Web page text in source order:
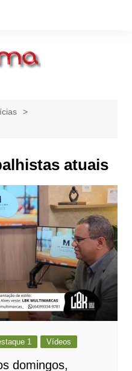
atuais
1 Vídeos
domingos,